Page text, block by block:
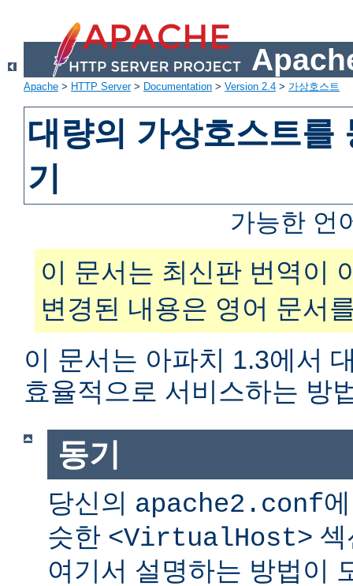
Apache > HTTP Server> Documentation > Version 2.4 > 가상호스트
대량의 가상호스트를
기
가능한 언
이 문서는 최신판 번역이
변경된 내용은 영어 문서
이 문서는 아파치 1.3에서
효율적으로 서비스하는 방
동기
당신의 apache2.conf
슷한 <VirtualHost>
여기서 설명하는 방법이